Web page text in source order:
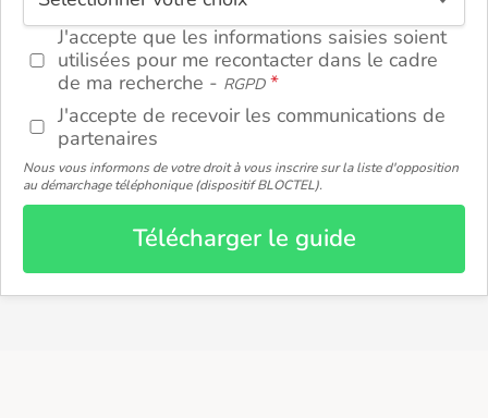
J'accepte que les informations saisies soient
utilisées pour me recontacter dans le cadre
de ma recherche - RGPD
J'accepte de recevoir les communications de
partenaires
Nous vous informons de votre droit à vous inscrire sur la liste d'opposition
au démarchage téléphonique (dispositif BLOCTEL).
Télécharger le guide
ou